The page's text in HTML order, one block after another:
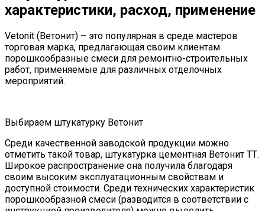
характеристики, расход, применение
Vetonit (Ветонит) – это популярная в среде мастеров
торговая марка, предлагающая своим клиентам
порошкообразные смеси для ремонтно-строительных
работ, применяемые для различных отделочных
мероприятий.
Выбираем штукатурку Ветонит
Среди качественной заводской продукции можно
отметить такой товар, штукатурка цементная Ветонит ТТ.
Широкое распространение она получила благодаря
своим высоким эксплуатационным свойствам и
доступной стоимости. Среди технических характеристик
порошкообразной смеси (разводится в соответствии с